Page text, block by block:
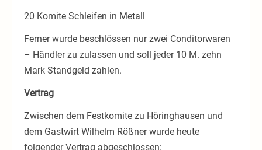
20 Komite Schleifen in Metall
Ferner wurde beschlössen nur zwei Conditorwaren
– Händler zu zulassen und soll jeder 10 M. zehn
Mark Standgeld zahlen.
Vertrag
Zwischen dem Festkomite zu Höringhausen und
dem Gastwirt Wilhelm Rößner wurde heute
folgender Vertrag abgeschlossen: